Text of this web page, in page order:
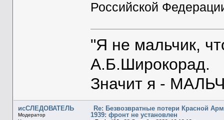
Российской
"Я не мальчик,
А.Б.Широкорад.
Значит я -
исСЛЕДОВАТЕЛЬ
Модератор
Re: Безвозвратные потери Красной
1939: фронт не установлен